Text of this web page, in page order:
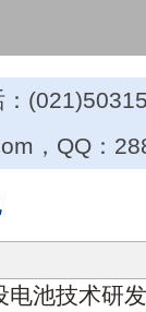
，QQ：
池技术研